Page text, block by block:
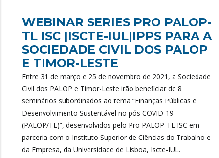
WEBINAR SERIES PRO PALOP-
TL ISC |ISCTE-IUL|IPPS PARA A
SOCIEDADE CIVIL DOS PALOP
E TIMOR-LESTE
Entre 31 de março e 25 de novembro de 2021, a Sociedade
Civil dos PALOP e Timor-Leste irão beneficiar de 8
seminários subordinados ao tema “Finanças Públicas e
Desenvolvimento Sustentável no pós COVID-19
(PALOP/TL)”, desenvolvidos pelo Pro PALOP-TL ISC em
parceria com o Instituto Superior de Ciências do Trabalho e
da Empresa, da Universidade de Lisboa, Iscte-IUL.